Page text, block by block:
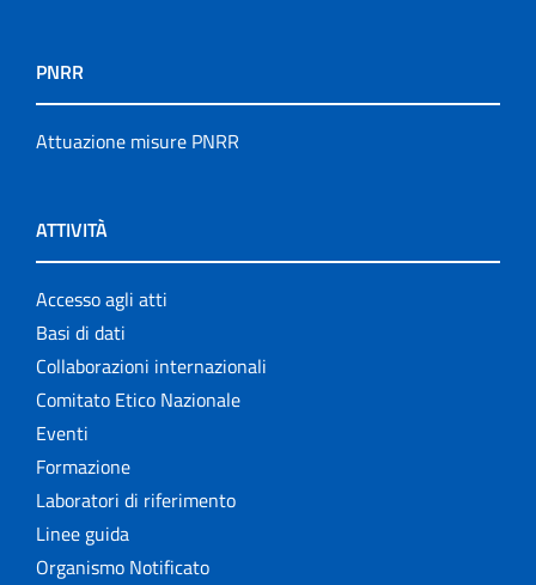
PNRR
Attuazione misure PNRR
ATTIVITÀ
Accesso agli atti
Basi di dati
Collaborazioni internazionali
Comitato Etico Nazionale
Eventi
Formazione
Laboratori di riferimento
Linee guida
Organismo Notificato